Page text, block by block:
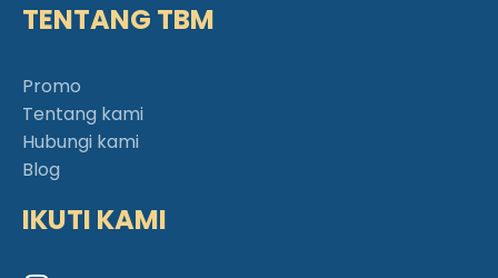
TENTANG TBM
Promo
Tentang kami
Hubungi kami
Blog
IKUTI KAMI